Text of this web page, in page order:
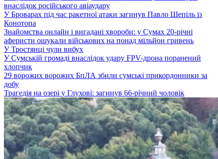
внаслідок російського авіаудару
У Броварах під час ракетної атаки загинув Павло Шепіль із
Конотопа
Знайомства онлайн і вигадані хвороби: у Сумах 20-річні
аферисти ошукали військових на понад мільйон гривень
У Тростянці чули вибух
У Сумській громаді внаслідок удару FPV-дрона поранений
хлопчик
29 ворожих ворожих БпЛА збили сумські прикордонники за
добу
Трагедія на озері у Глухові: загинув 66-річний чоловік